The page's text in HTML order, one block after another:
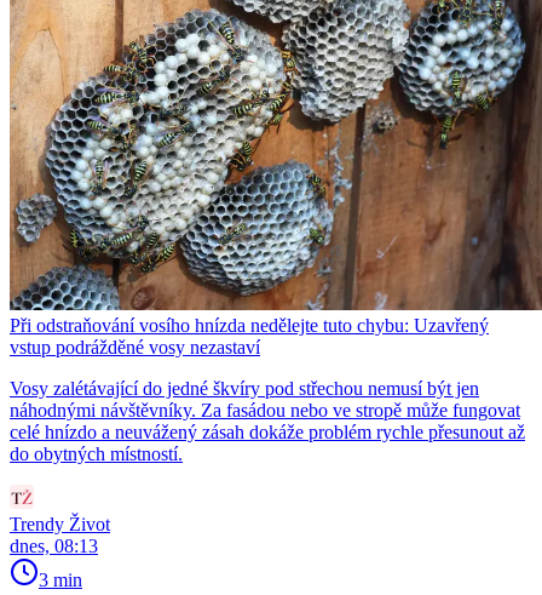
Při odstraňování vosího hnízda nedělejte tuto chybu: Uzavřený
vstup podrážděné vosy nezastaví
Vosy zalétávající do jedné škvíry pod střechou nemusí být jen
náhodnými návštěvníky. Za fasádou nebo ve stropě může fungovat
celé hnízdo a neuvážený zásah dokáže problém rychle přesunout až
do obytných místností.
Trendy Život
dnes, 08:13
3 min